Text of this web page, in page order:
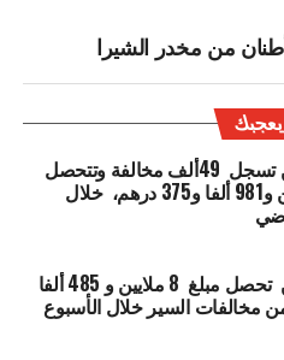
مصالح الأمن تسجل 49ألف مخالفة وتتحصل
مبلغ 8 ملايين و981 ألفا و375 درهم، خلال
مصالح الأمن تحصل مبلغ 8 ملايين و 485 ألفا
من مخالفات السير خلال الأسبوع